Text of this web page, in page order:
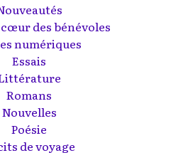
cœur des bénévoles
numériques
Essais
Romans
Nouvelles
Poésie
de voyage